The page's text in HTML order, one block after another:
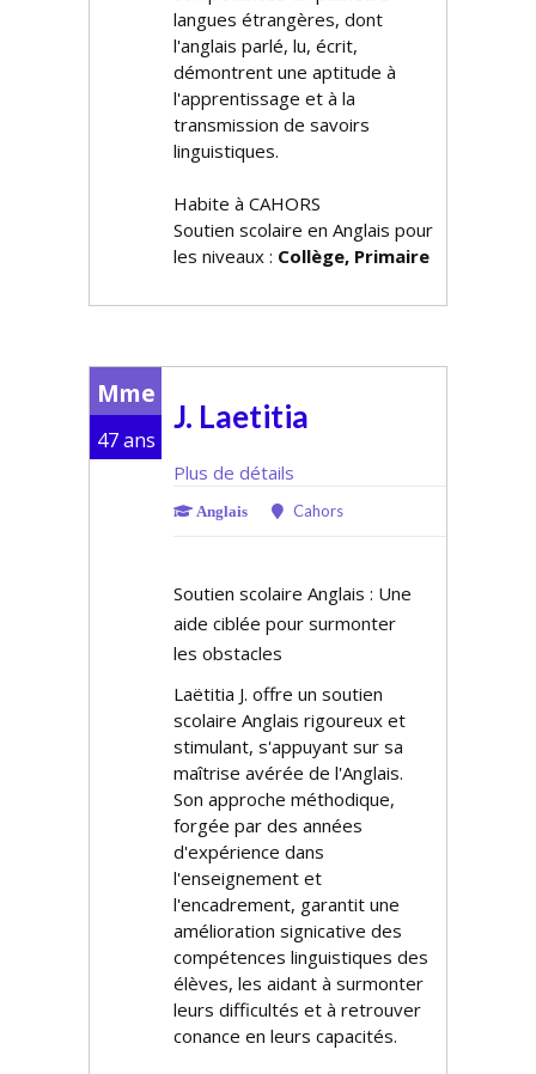
langues étrangères, dont
l'anglais parlé, lu, écrit,
démontrent une aptitude à
l'apprentissage et à la
transmission de savoirs
linguistiques.
Habite à CAHORS
Soutien scolaire en Anglais pour
les niveaux : Collège, Primaire
Mme
47 ans
J. Laetitia
Plus de détails
Anglais Cahors
Soutien scolaire Anglais : Une
aide ciblée pour surmonter
les obstacles
Laëtitia J. offre un soutien
scolaire Anglais rigoureux et
stimulant, s'appuyant sur sa
maîtrise avérée de l'Anglais.
Son approche méthodique,
forgée par des années
d'expérience dans
l'enseignement et
l'encadrement, garantit une
amélioration significative des
compétences linguistiques des
élèves, les aidant à surmonter
leurs difficultés et à retrouver
confiance en leurs capacités.